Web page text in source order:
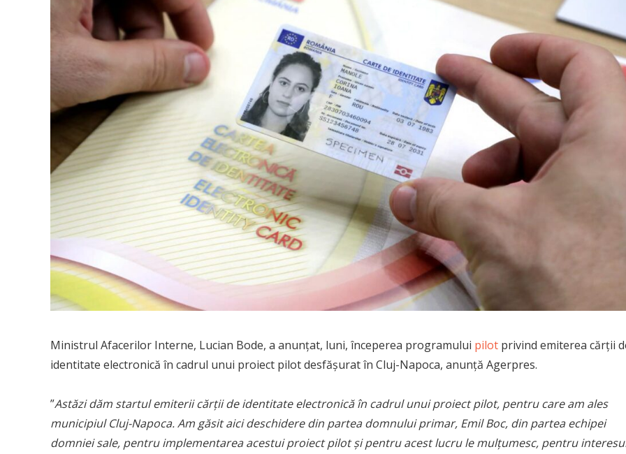
Ministrul Afacerilor Interne, Lucian Bode, a anunţat, luni, începerea programului pilot privind emiterea cărţii
identitate electronică în cadrul unui proiect pilot desfăşurat în Cluj-Napoca, anunță Agerpres.
”Astăzi dăm startul emiterii cărţii de identitate electronică în cadrul unui proiect pilot, pentru care am ales
municipiul Cluj-Napoca. Am găsit aici deschidere din partea domnului primar, Emil Boc, din partea echipei
domniei sale, pentru implementarea acestui proiect pilot şi pentru acest lucru le mulţumesc, pentru